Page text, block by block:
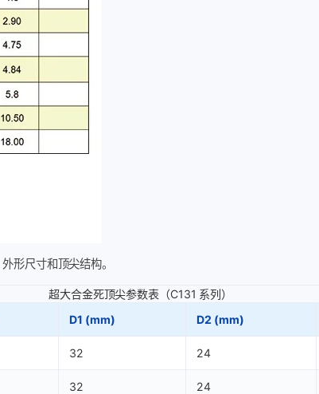
形尺寸和顶尖结构。
超大合金死顶尖参数表（C131 系列）
D1 (mm) D2 (mm)
32 24
32 24